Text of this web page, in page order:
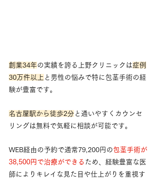
創業34年の実績を誇る上野クリニックは症例
30万件以上 と男性の悩みで特に包茎手術の経
験が豊富です。
名古屋駅から徒歩2分 と通いやすくカウンセ
リングは無料で気軽に相談が可能です。
WEB経由の予約で通常79,200円の包茎手術が
38,500円で治療ができる ため、経験豊富な医
師によりキレイな見た目や仕上がりを重視す